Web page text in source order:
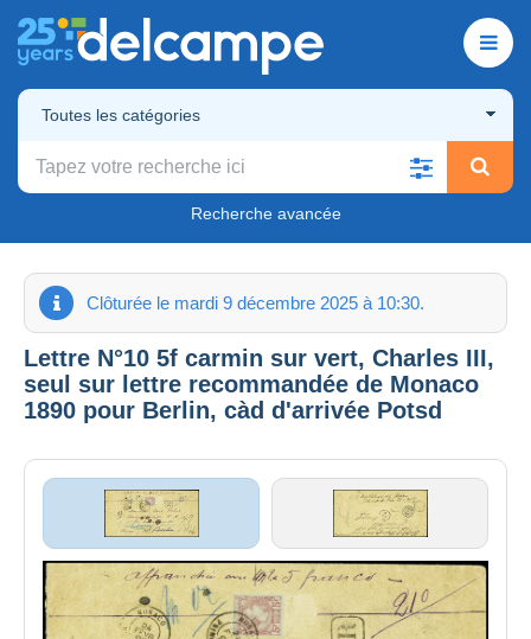
Toutes les catégories
Recherche avancée
Clôturée le mardi 9 décembre 2025 à 10:30.
Lettre N°10 5f carmin sur vert, Charles III,
seul sur lettre recommandée de Monaco
1890 pour Berlin, càd d'arrivée Potsd